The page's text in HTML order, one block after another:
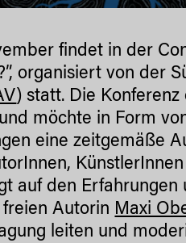
findet in der
organisiert von der
) statt. Die
möchte in Form
eine zeitgemäße
auf den
Autorin Maxi
leiten und